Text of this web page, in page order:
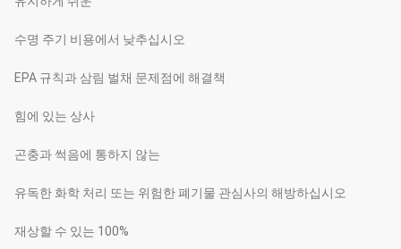
수명 주기 비용에서 낮추십시오
EPA 규칙과 삼림 벌채 문제점에 해결책
힘에 있는 상사
곤충과 썩음에 통하지 않는
유독한 화학 처리 또는 위험한 폐기물 관심사의 해방하십시오
재상할 수 있는 100%